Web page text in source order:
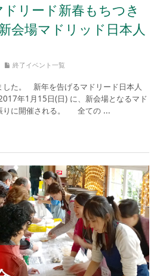
ドリード新春もちつき
会場マドリッド日本人
終了イベント一覧
した。 新年を告げるマドリード日本人
年1月15日(日) に、新会場となるマド
りに開催される。 全ての ...